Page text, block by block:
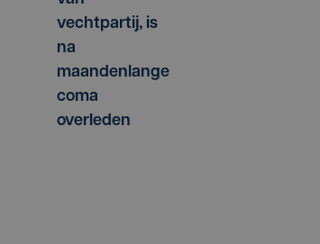
vechtpartij, is
na
maandenlange
coma
overleden